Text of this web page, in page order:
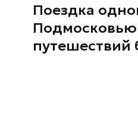
Поездка
путешествий